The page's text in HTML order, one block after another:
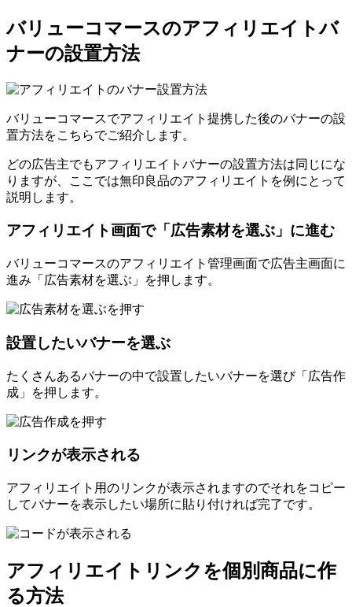
バリューコマースのアフィリエイトバ
ナーの設置方法
バリューコマースでアフィリエイト提携した後のバナーの設
置方法をこちらでご紹介します。
どの広告主でもアフィリエイトバナーの設置方法は同じにな
りますが、ここでは無印良品のアフィリエイトを例にとって
説明します。
アフィリエイト画面で「広告素材を選ぶ」に進む
バリューコマースのアフィリエイト管理画面で広告主画面に
進み「広告素材を選ぶ」を押します。
設置したいバナーを選ぶ
たくさんあるバナーの中で設置したいバナーを選び「広告作
成」を押します。
リンクが表示される
アフィリエイト用のリンクが表示されますのでそれをコピー
してバナーを表示したい場所に貼り付ければ完了です。
アフィリエイトリンクを個別商品に作
る方法